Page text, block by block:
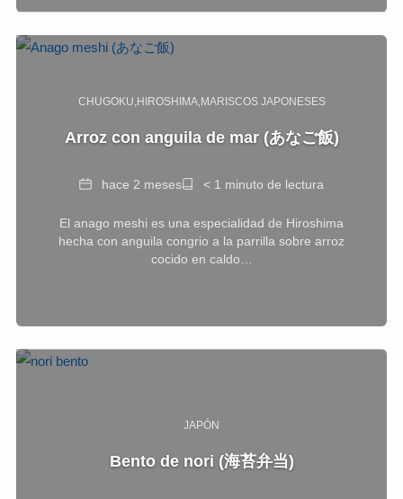
CHUGOKU HIROSHIMA MARISCOS JAPONESES
Arroz con anguila de mar (あなご飯)
Fechahace 2 mesesTiempo
lectura
< 1 minuto de lectura
El anago meshi es una especialidad de Hiroshima
hecha con anguila congrio a la parrilla sobre arroz
cocido en caldo…
JAPÓN
Bento de nori (海苔弁当)